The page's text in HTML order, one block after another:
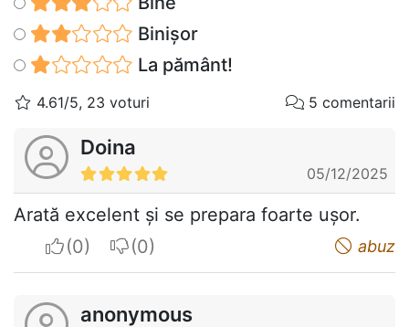
Binișor
La pământ!
4.61/5, 23 voturi 5 comentarii
Doina
05/12/2025
Arată excelent și se prepara foarte ușor.
I apreciateI do not appreciate abuz
anonymous